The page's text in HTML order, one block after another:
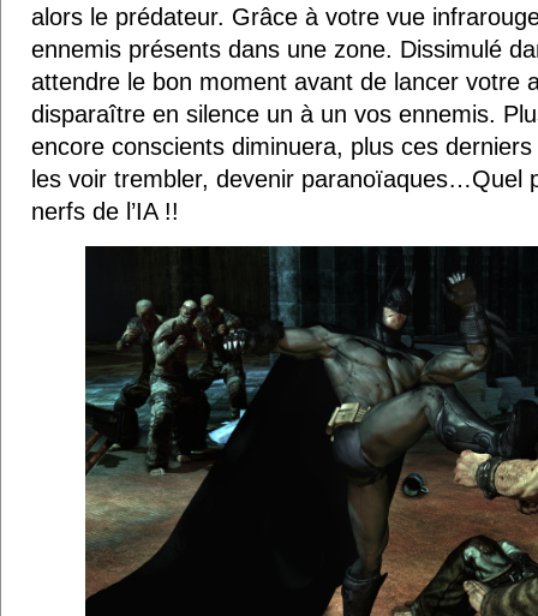
alors le prédateur. Grâce à votre vue
ennemis présents dans une zone. Dissimulé
attendre le bon moment avant de lancer votre
disparaître en silence un à un vos ennemis.
encore conscients diminuera, plus ces
les voir trembler, devenir paranoïaques…Quel
nerfs de l’IA !!